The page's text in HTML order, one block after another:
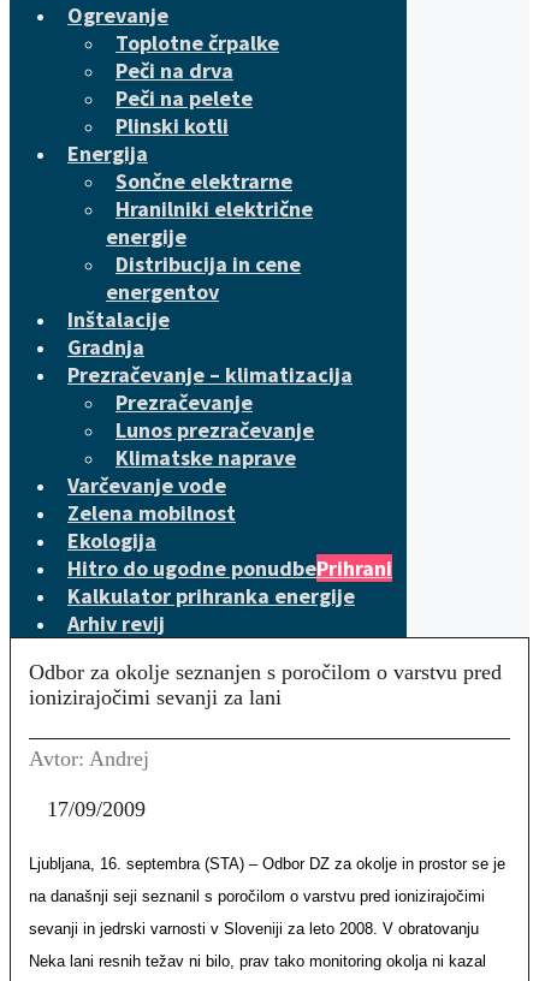
Ogrevanje
Toplotne črpalke
Peči na drva
Peči na pelete
Plinski kotli
Energija
Sončne elektrarne
Hranilniki električne
energije
Distribucija in cene
energentov
Inštalacije
Gradnja
Prezračevanje – klimatizacija
Prezračevanje
Lunos prezračevanje
Klimatske naprave
Varčevanje vode
Zelena mobilnost
Ekologija
Hitro do ugodne ponudbePrihrani
Kalkulator prihranka energije
Arhiv revij
Odbor za okolje seznanjen s poročilom o varstvu pred
ionizirajočimi sevanji za lani
Avtor: Andrej
17/09/2009
Ljubljana, 16. septembra (STA) – Odbor DZ za okolje in prostor se je
na današnji seji seznanil s poročilom o varstvu pred ionizirajočimi
sevanji in jedrski varnosti v Sloveniji za leto 2008. V obratovanju
Neka lani resnih težav ni bilo, prav tako monitoring okolja ni kazal